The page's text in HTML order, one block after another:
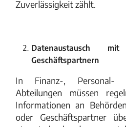
Zuverlässigkeit zählt.
Datenaustausch
Geschäftspartnern
In Finanz-, Personal-
Abteilungen müssen
Informationen an
oder Geschäftspartner